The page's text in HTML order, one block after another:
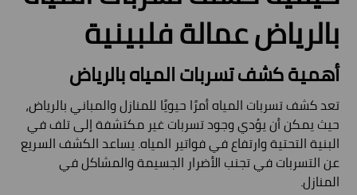
بالرياض عمالة فلبينية
أهمية كشف تسربات المياه بالرياض
تعد كشف تسربات المياه أمرًا حيويًا للمنازل والمباني بالرياض،
حيث يمكن أن يؤدي وجود تسربات غير مكتشفة إلى تلف في
البنية التحتية وارتفاع في فواتير المياه. يساعد الكشف السريع
عن التسربات في تجنب الأضرار الجسيمة والمشاكل في
المنازل.